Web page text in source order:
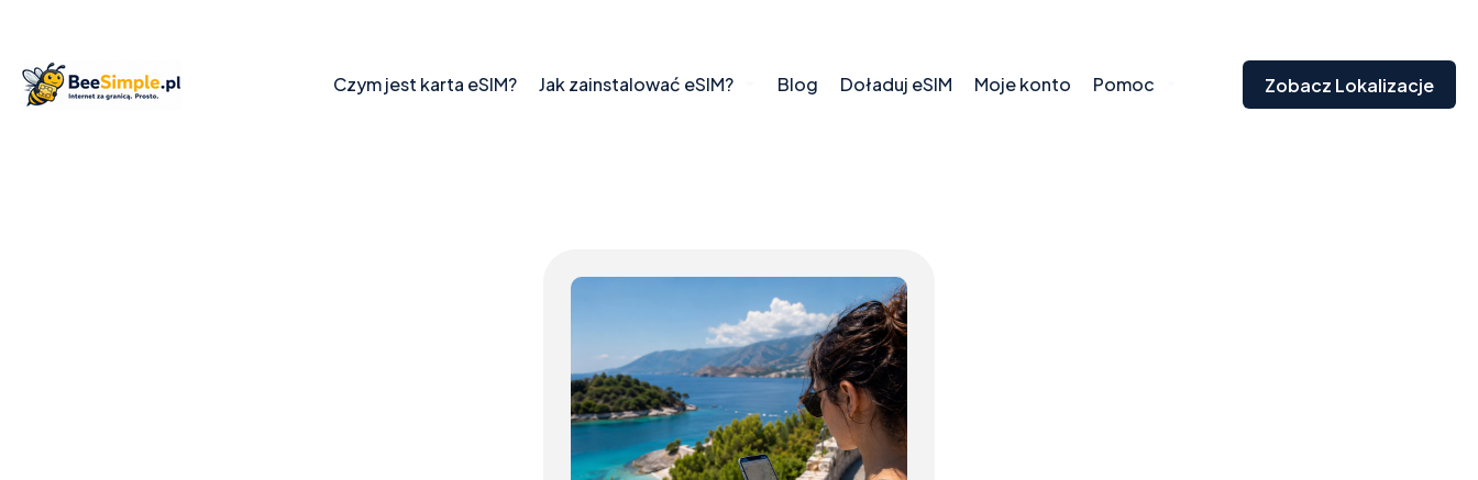
Czym jest karta eSIM? Jak zainstalować eSIM? Blog Doładuj eSIM Moje konto Pomoc Zobacz Lokalizacje